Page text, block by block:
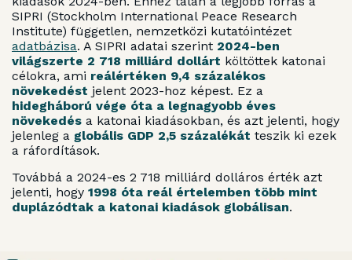
SIPRI (Stockholm International Peace Research
Institute) független, nemzetközi kutatóintézet
adatbázisa. A SIPRI adatai szerint 2024-ben
világszerte 2 718 milliárd dollárt költöttek katonai
célokra, ami reálértéken 9,4 százalékos
növekedést jelent 2023-hoz képest. Ez a
hidegháború vége óta a legnagyobb éves
növekedés a katonai kiadásokban, és azt jelenti, hogy
jelenleg a globális GDP 2,5 százalékát teszik ki ezek
a ráfordítások.
Továbbá a 2024-es 2 718 milliárd dolláros érték azt
jelenti, hogy 1998 óta reál értelemben több mint
duplázódtak a katonai kiadások globálisan.